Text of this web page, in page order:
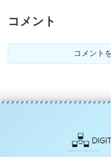
コメント
コメント